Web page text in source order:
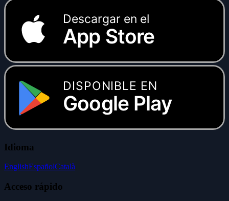
Descargar en el
App Store
DISPONIBLE EN
Google Play
Idioma
EnglishEspañolCatalà
Acceso rápido